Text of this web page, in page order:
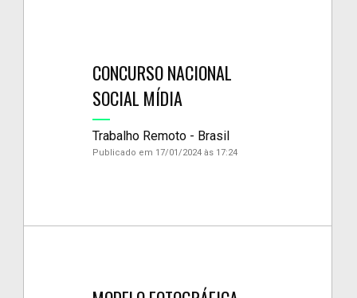
CONCURSO NACIONAL
SOCIAL MÍDIA
Trabalho Remoto - Brasil
Publicado em 17/01/2024 às 17:24